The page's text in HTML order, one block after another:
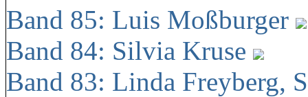
Band 85: Luis Moßburger
Band 84: Silvia Kruse
Band 83: Linda Freyberg,